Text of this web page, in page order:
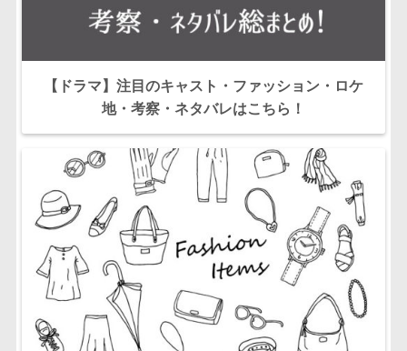
【ドラマ】注目のキャスト・ファッション・ロケ
地・考察・ネタバレはこちら！